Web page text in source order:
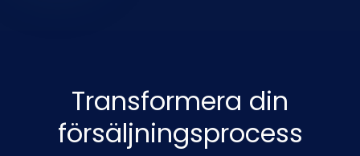
Transformera din
försäljningsprocess